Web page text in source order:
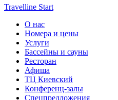
Travelline Start
О нас
Номера и цены
Услуги
Бассейны и сауны
Ресторан
Афиша
ТЦ Киевский
Конференц-залы
Спецпредложения